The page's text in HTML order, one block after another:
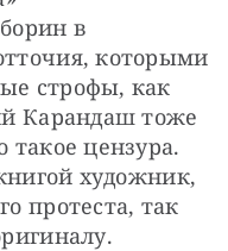
в
которыми
строфы, как
Карандаш тоже
цензура.
художник,
протеста, так